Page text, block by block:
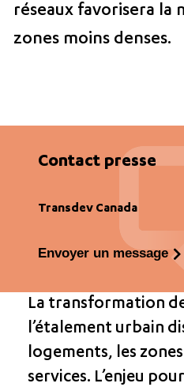
réseaux favorisera la
zones moins denses.
Contact presse
Transdev Canada
Envoyer un message
La transformation
l’étalement urbain
logements, les
services. L’enjeu